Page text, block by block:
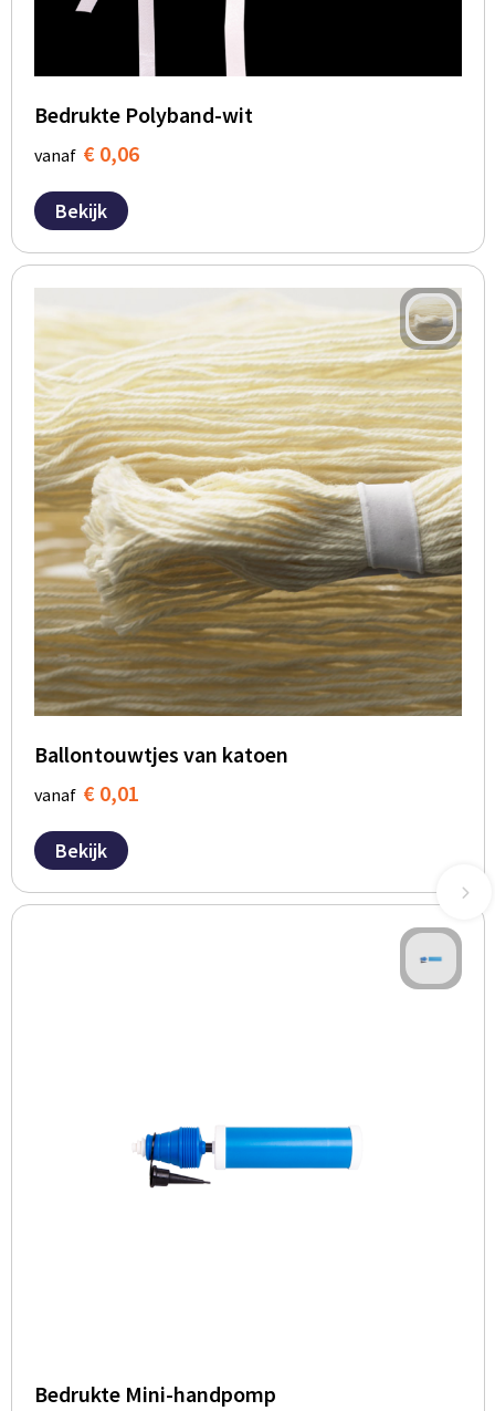
BBQ artikelen
Bedrukte Polyband-wit
vanaf € 0,06
Bekijk
Ballontouwtjes van katoen
vanaf € 0,01
Bekijk
Bedrukte Mini-handpomp